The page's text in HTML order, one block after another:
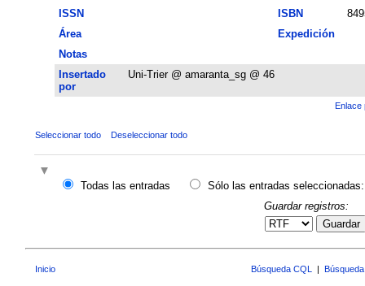
ISSN
ISBN
Área
Expedición
Notas
Insertado
por
Uni-Trier @ amaranta_sg @ 46
Enlace
Seleccionar todo Deseleccionar todo
Todas las entradas
Sólo las entradas seleccionadas:
Guardar registros:
Guardar
Inicio Búsqueda CQL